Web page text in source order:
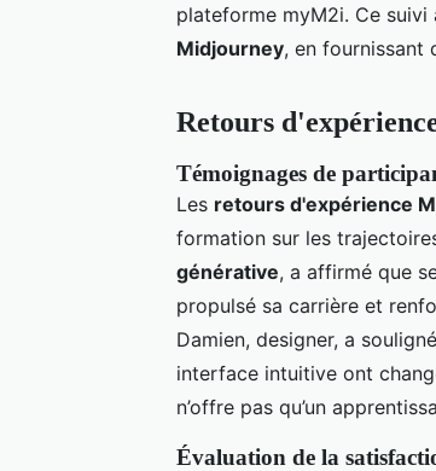
plateforme myM2i. Ce
Midjourney, en fournissant
Retours
Témoignages de
Les retours d'expérience
formation sur les
générative, a affirmé que
propulsé sa carrière et
Damien, designer, a
interface intuitive ont
n’offre pas qu’un
Évaluation de la